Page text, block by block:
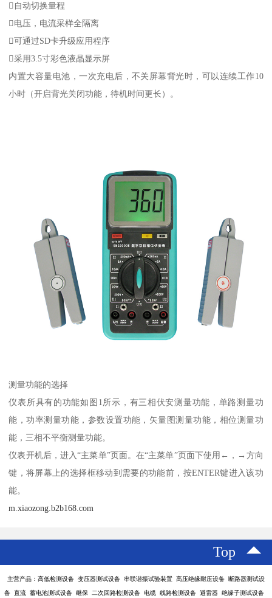
自动切换量程
电压，电流采样全隔离
可通过SD卡升级应用程序
采用3.5寸彩色液晶显示屏
内置大容量电池，一次充电后，不关屏幕背光时，可以连续工作10
小时（开启背光关闭功能，待机时间更长）。
测量功能的选择
仪表所具有的功能如图1所示，有三相伏安测量功能，单路测量功
能，功率测量功能，参数设置功能，矢量图测量功能，相位测量功
能，三相不平衡测量功能。
仪表开机后，进入“主菜单”页面。在“主菜单”页面下使用←，→方向
键，将屏幕上的选择框移动到需要的功能前，按ENTER键进入该功
能。
m.xiaozong.b2b168.com
Top
主营产品：高低检测设备 变压器测试设备 串联谐振试验装置 高压绝缘耐压设备 断路器测试设
备 直流 蓄电池测试设备 继保 二次回路检测设备 电缆 线路检测设备 避雷器 绝缘子测试设备